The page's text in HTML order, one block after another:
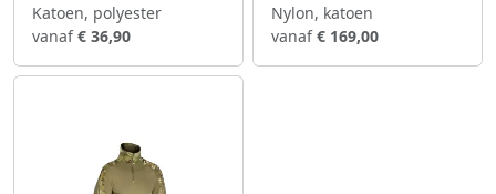
Katoen, polyester
vanaf€ 36,90
Nylon, katoen
vanaf€ 169,00